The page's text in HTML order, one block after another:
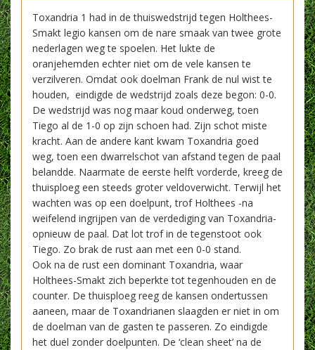
Toxandria 1 had in de thuiswedstrijd tegen Holthees-
Smakt legio kansen om de nare smaak van twee grote
nederlagen weg te spoelen. Het lukte de
oranjehemden echter niet om de vele kansen te
verzilveren. Omdat ook doelman Frank de nul wist te
houden, eindigde de wedstrijd zoals deze begon: 0-0.
De wedstrijd was nog maar koud onderweg, toen
Tiego al de 1-0 op zijn schoen had. Zijn schot miste
kracht. Aan de andere kant kwam Toxandria goed
weg, toen een dwarrelschot van afstand tegen de paal
belandde. Naarmate de eerste helft vorderde, kreeg de
thuisploeg een steeds groter veldoverwicht. Terwijl het
wachten was op een doelpunt, trof Holthees -na
weifelend ingrijpen van de verdediging van Toxandria-
opnieuw de paal. Dat lot trof in de tegenstoot ook
Tiego. Zo brak de rust aan met een 0-0 stand.
Ook na de rust een dominant Toxandria, waar
Holthees-Smakt zich beperkte tot tegenhouden en de
counter. De thuisploeg reeg de kansen ondertussen
aaneen, maar de Toxandrianen slaagden er niet in om
de doelman van de gasten te passeren. Zo eindigde
het duel zonder doelpunten. De ‘clean sheet’ na de